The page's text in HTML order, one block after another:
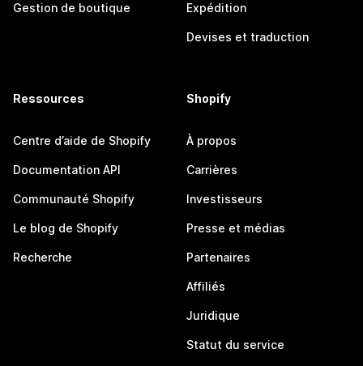
Gestion de boutique Expédition
Devises et traduction
Ressources
Centre d’aide de Shopify
Documentation API
Communauté Shopify
Le blog de Shopify
Recherche
Shopify
À propos
Carrières
Investisseurs
Presse et médias
Partenaires
Affiliés
Juridique
Statut du service